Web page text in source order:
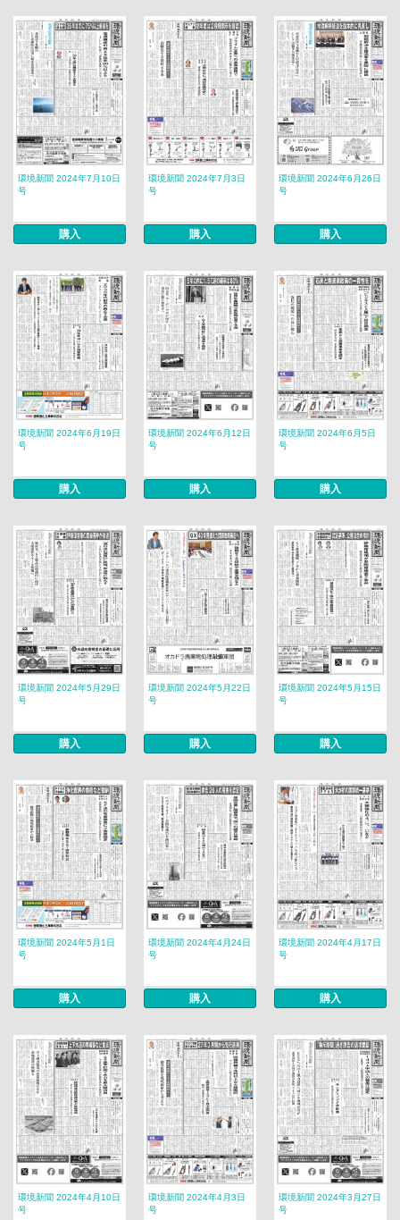
環境新聞 2024年7月10日
号
購入
環境新聞 2024年7月3日
号
購入
環境新聞 2024年6月26日
号
購入
環境新聞 2024年6月19日
号
購入
環境新聞 2024年6月12日
号
購入
環境新聞 2024年6月5日
号
購入
環境新聞 2024年5月29日
号
購入
環境新聞 2024年5月22日
号
購入
環境新聞 2024年5月15日
号
購入
環境新聞 2024年5月1日
号
購入
環境新聞 2024年4月24日
号
購入
環境新聞 2024年4月17日
号
購入
環境新聞 2024年4月10日
号
環境新聞 2024年4月3日
号
環境新聞 2024年3月27日
号